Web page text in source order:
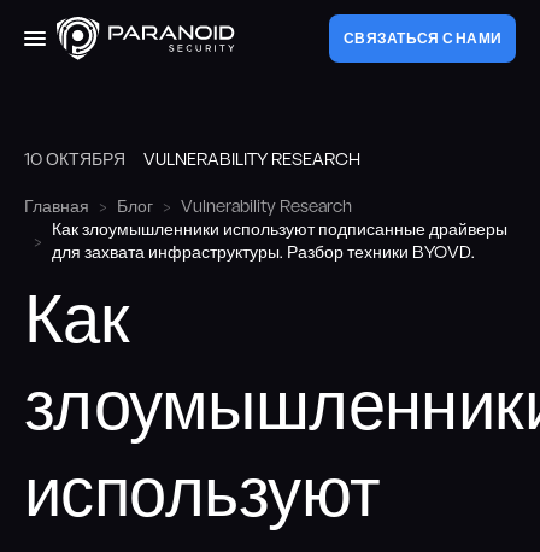
СВЯЗАТЬСЯ С НАМИ
Услуги
Аудит веб-приложений
Пентест внешнего периметра
Red Teaming
Аудит мобильных приложений
О компании
Блог
10 ОКТЯБРЯ VULNERABILITY RESEARCH
Главная Блог
Vulnerability Research
Как злоумышленники используют подписанные драйверы
для захвата инфраструктуры. Разбор техники BYOVD.
Как
используют